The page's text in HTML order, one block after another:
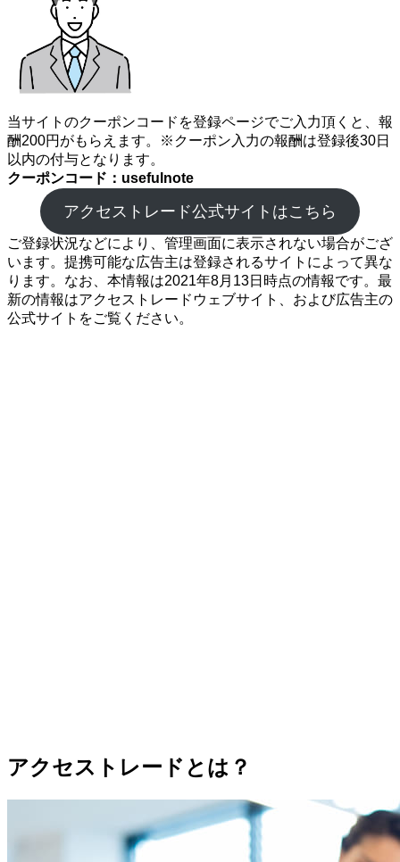
当サイトのクーポンコードを登録ページでご入力頂くと、報
酬200円がもらえます。※クーポン入力の報酬は登録後30日
以内の付与となります。
クーポンコード：usefulnote
アクセストレード公式サイトはこちら
ご登録状況などにより、管理画面に表示されない場合がござ
います。提携可能な広告主は登録されるサイトによって異な
ります。なお、本情報は2021年8月13日時点の情報です。最
新の情報はアクセストレードウェブサイト、および広告主の
公式サイトをご覧ください。
アクセストレードとは？